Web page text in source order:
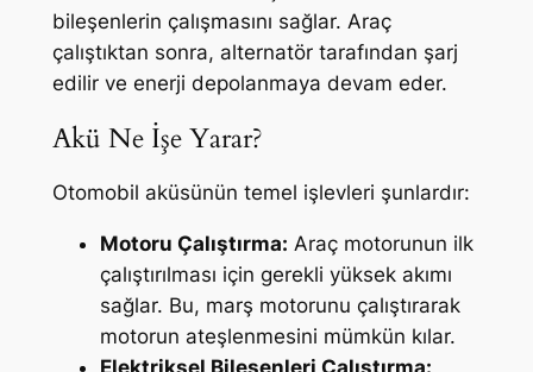
bileşenlerin çalışmasını sağlar. Araç
çalıştıktan sonra, alternatör tarafından şarj
edilir ve enerji depolanmaya devam eder.
Akü Ne İşe Yarar?
Otomobil aküsünün temel işlevleri şunlardır:
Motoru Çalıştırma: Araç motorunun ilk
çalıştırılması için gerekli yüksek akımı
sağlar. Bu, marş motorunu çalıştırarak
motorun ateşlenmesini mümkün kılar.
Elektriksel Bileşenleri Çalıştırma: